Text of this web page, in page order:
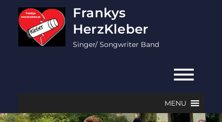
content
Frankys
HerzKleber
Singer/ Songwriter Band
MENU